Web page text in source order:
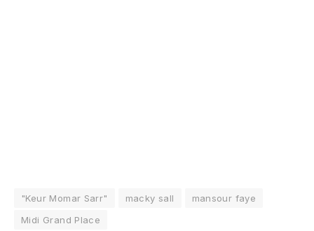
"Keur Momar Sarr" macky sall
mansour faye
Midi Grand Place